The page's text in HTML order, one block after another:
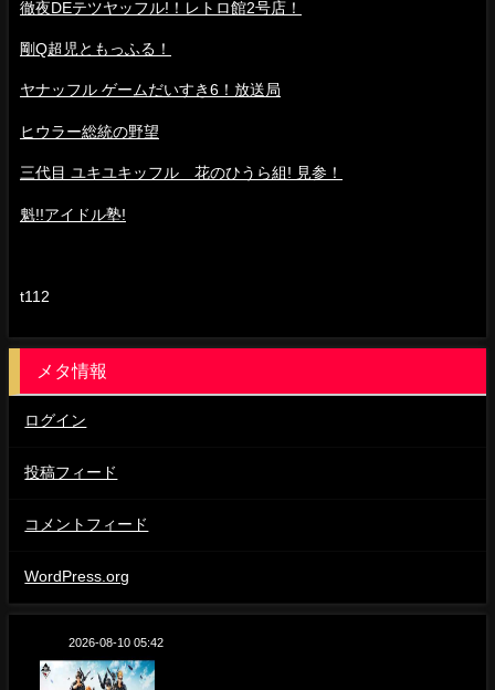
徹夜DEテツヤッフル!！レトロ館2号店！
剛Q超児ともっふる！
ヤナッフル ゲームだいすき6！放送局
ヒウラー総統の野望
三代目 ユキユキッフル 花のひうら組! 見参！
魁!!アイドル塾!
t112
メタ情報
ログイン
投稿フィード
コメントフィード
WordPress.org
2026-08-10 05:42